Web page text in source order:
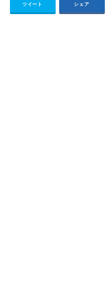
ツイート シェア